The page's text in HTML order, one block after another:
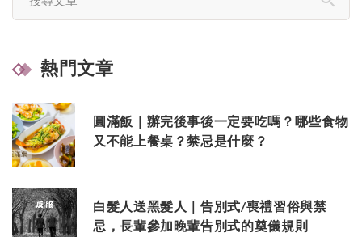
熱門文章
圓滿飯｜辦完後事後一定要吃嗎？哪些食物
又不能上餐桌？禁忌是什麼？
白髮人送黑髮人｜告別式/喪禮習俗與禁
忌，長輩參加晚輩告別式的奠儀規則